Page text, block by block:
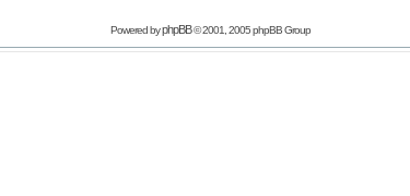
Powered byphpBB© 2001, 2005 phpBB Group